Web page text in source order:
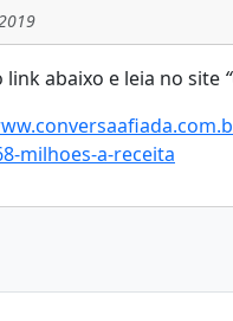
link abaixo e leia no site
milhoes-a-receita